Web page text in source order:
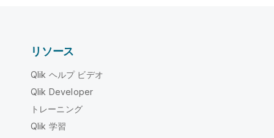
リソース
Qlik ヘルプ ビデオ
Qlik Developer
トレーニング
Qlik 学習